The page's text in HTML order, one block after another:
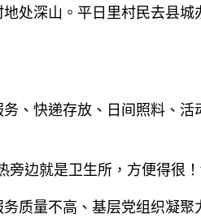
处深山。平日里村民去县
、快递存放、日间照料、
旁边就是卫生所，方便得很
质量不高、基层党组织凝